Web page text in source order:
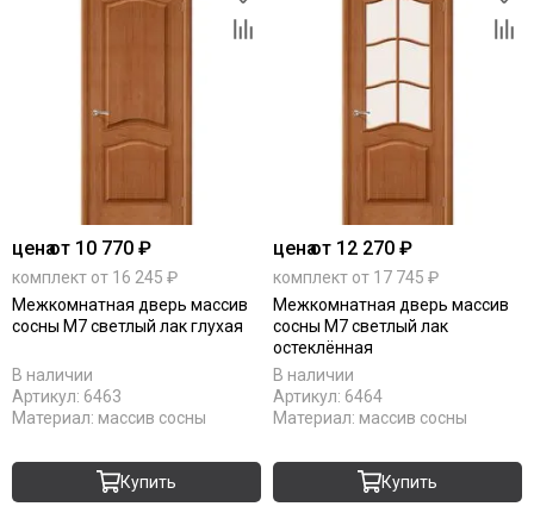
ценаот 10 770 ₽
комплект от 16 245 ₽
Межкомнатная дверь массив
сосны М7 светлый лак глухая
В наличии
Артикул: 6463
Материал: массив сосны
Купить
ценаот 12 270 ₽
комплект от 17 745 ₽
Межкомнатная дверь массив
сосны М7 светлый лак
остеклённая
В наличии
Артикул: 6464
Материал: массив сосны
Купить